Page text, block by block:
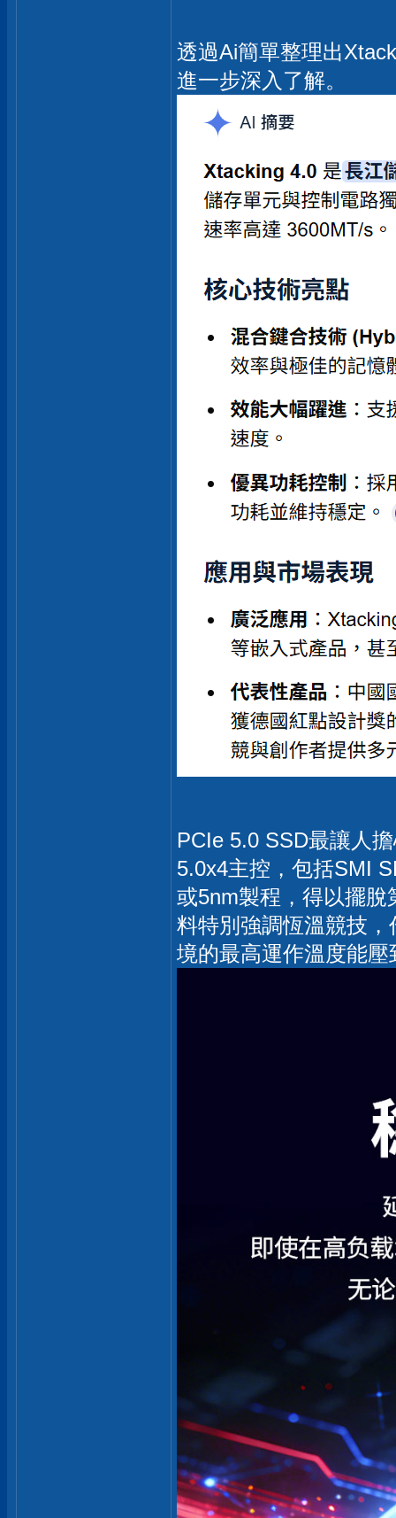
透過Ai簡單整理出
進一步深入了解。
PCIe 5.0 SSD最讓人
5.0x4主控，包括SMI
或5nm製程，得以擺脫
料特別強調恆溫競技
境的最高運作溫度能壓